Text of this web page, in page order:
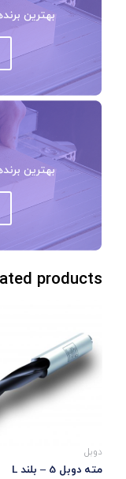
بهترین
بهترین
products
دوبل
مته دوبل 5 – بلند L